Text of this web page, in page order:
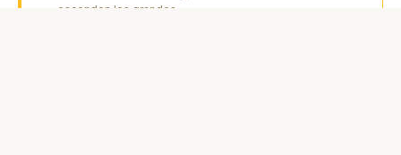
esconden los grandes.